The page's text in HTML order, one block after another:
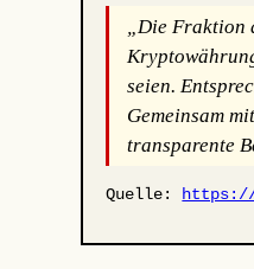
„Die Fraktion
seien.
Gemeinsam
transparente
Quelle: https://